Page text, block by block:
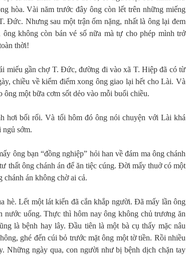
hòa. Vài năm trước đây ông còn lết trên những miếng
Đức. Nhưng sau một trận ốm nặng, nhất là ông lại đem
không còn bán vé số nữa mà tự cho phép mình trở
thời!
miếu gần chợ T. Đức, đường đi vào xã T. Hiệp đã có từ
chiều về kiểm điểm xong ông giao lại hết cho Lài. Và
một bữa cơm sốt dẻo vào mỗi buổi chiều.
hơi bối rối. Và tối hôm đó ông nói chuyện với Lài khá
ngủ sớm.
ông bạn “đồng nghiệp” hỏi han về đám ma ông chánh
thất ông chánh án để ăn tiệc cúng. Đời mấy thuở có một
án không chờ ai cả.
hè. Lết một lát kiến đã cắn khắp người. Đã mấy lần ông
uống. Thực thì hôm nay ông không chủ trương ăn
là bệnh hay lây. Đầu tiên là một bà cụ thấy mặc nâu
ghé đến cúi bỏ trước mặt ông một tờ tiền. Rồi nhiều
Những ngày qua, con người như bị bệnh dịch chặn tay